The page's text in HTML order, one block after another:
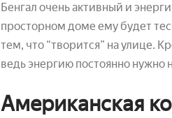
Бенгал очень активный и
просторном доме ему будет
тем, что “творится” на улице.
ведь энергию постоянно нужно
Американская